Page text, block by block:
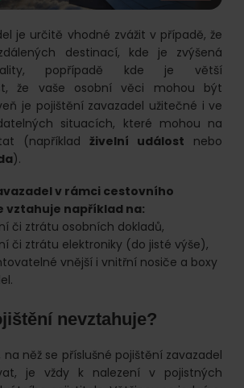
je určitě vhodné zvážit v případě, že
destinací, kde je zvýšená
popřípadě kde je větší
že vaše osobní věci mohou být
je pojištění zavazadel užitečné i ve
situacích, které mohou na
(napříkladživelní událost nebo
).
v rámci cestovního
vztahuje například na:
či ztrátu osobních dokladů,
či ztrátu elektroniky (do jisté výše),
vnější i vnitřní nosiče a boxy
nevztahuje?
něž se příslušné pojištění zavazadel
je vždy k nalezení v pojistných